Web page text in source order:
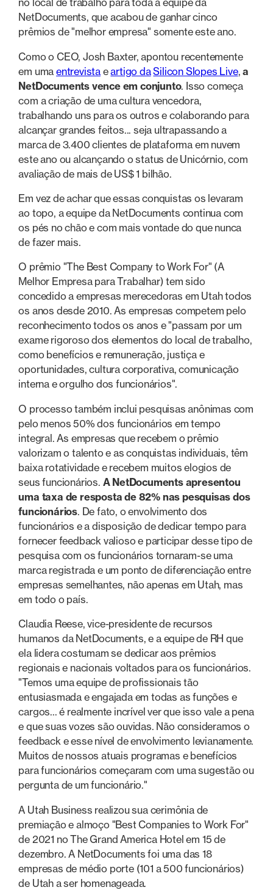
no local de trabalho para toda a equipe da
NetDocuments, que acabou de ganhar cinco
prêmios de "melhor empresa" somente este ano.
Como o CEO, Josh Baxter, apontou recentemente
em uma entrevista eartigo daSilicon Slopes Live,a
NetDocuments vence em conjunto. Isso começa
com a criação de uma cultura vencedora,
trabalhando uns para os outros e colaborando para
alcançar grandes feitos... seja ultrapassando a
marca de 3.400 clientes de plataforma em nuvem
este ano ou alcançando o status de Unicórnio, com
avaliação de mais de US$ 1 bilhão.
Em vez de achar que essas conquistas os levaram
ao topo, a equipe da NetDocuments continua com
os pés no chão e com mais vontade do que nunca
de fazer mais.
O prêmio "The Best Company to Work For" (A
Melhor Empresa para Trabalhar) tem sido
concedido a empresas merecedoras em Utah todos
os anos desde 2010. As empresas competem pelo
reconhecimento todos os anos e "passam por um
exame rigoroso dos elementos do local de trabalho,
como benefícios e remuneração, justiça e
oportunidades, cultura corporativa, comunicação
interna e orgulho dos funcionários".
O processo também inclui pesquisas anônimas com
pelo menos 50% dos funcionários em tempo
integral. As empresas que recebem o prêmio
valorizam o talento e as conquistas individuais, têm
baixa rotatividade e recebem muitos elogios de
seus funcionários. A NetDocuments apresentou
uma taxa de resposta de 82% nas pesquisas dos
funcionários. De fato, o envolvimento dos
funcionários e a disposição de dedicar tempo para
fornecer feedback valioso e participar desse tipo de
pesquisa com os funcionários tornaram-se uma
marca registrada e um ponto de diferenciação entre
empresas semelhantes, não apenas em Utah, mas
em todo o país.
Claudia Reese, vice-presidente de recursos
humanos da NetDocuments, e a equipe de RH que
ela lidera costumam se dedicar aos prêmios
regionais e nacionais voltados para os funcionários.
"Temos uma equipe de profissionais tão
entusiasmada e engajada em todas as funções e
cargos... é realmente incrível ver que isso vale a pena
e que suas vozes são ouvidas. Não consideramos o
feedback e esse nível de envolvimento levianamente.
Muitos de nossos atuais programas e benefícios
para funcionários começaram com uma sugestão ou
pergunta de um funcionário."
A Utah Business realizou sua cerimônia de
premiação e almoço "Best Companies to Work For"
de 2021 no The Grand America Hotel em 15 de
dezembro. A NetDocuments foi uma das 18
empresas de médio porte (101 a 500 funcionários)
de Utah a ser homenageada.